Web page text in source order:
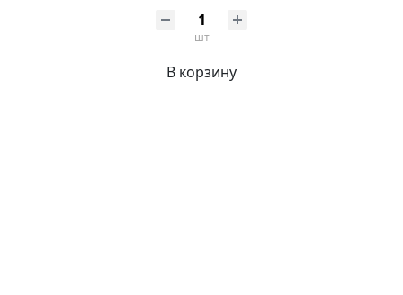
шт
В корзину